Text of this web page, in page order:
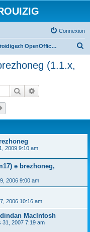
Connexion
Troidigezh OpenOffice.org e brezhoneg (1.1.x, 2.x ha 3.x)
c
(1.1.x,
Rechercher
2009 9:10 am
e brezhoneg,
2006 9:00 am
2006 10:16 am
MacIntosh
31, 2007 7:19 am